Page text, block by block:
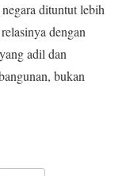
dituntut lebih
dengan
adil dan
bukan